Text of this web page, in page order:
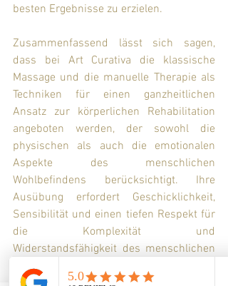
besten Ergebnisse zu erzielen.
Zusammenfassend lässt sich sagen,
dass bei Art Curativa die klassische
Massage und die manuelle Therapie als
Techniken für einen ganzheitlichen
Ansatz zur körperlichen Rehabilitation
angeboten werden, der sowohl die
physischen als auch die emotionalen
Aspekte des menschlichen
Wohlbefindens berücksichtigt. Ihre
Ausübung erfordert Geschicklichkeit,
Sensibilität und einen tiefen Respekt für
die Komplexität und
Widerstandsfähigkeit des menschlichen
Körpers, das sind die Werte, die mich
ausmachen.